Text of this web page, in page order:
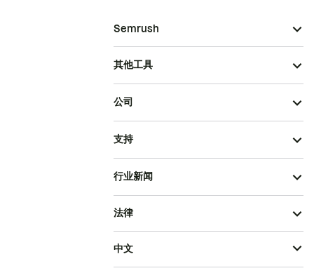
Semrush
其他工具
公司
支持
行业新闻
法律
中文